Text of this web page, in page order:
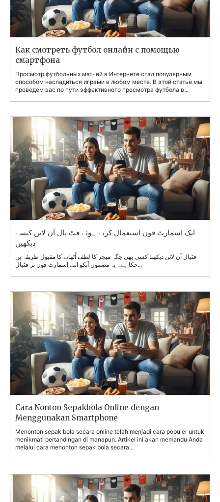
Как смотреть футбол онлайн с помощью
смартфона
Просмотр футбольных матчей в Интернете стал популярным
способом насладиться играми в любом месте. В этой статье мы
проведем вас по пути эффективного просмотра футбола в...
ایک اسمارٹ فون استعمال کرتے ہوئے فٹ بال آن لائن کیسے
دیکھیں
فٹبال آن لائن دیکھنا کسی بھی جگہ میچز کا لطف اُٹھانے کا مقبول طریقہ بن
چکا ہے۔ یہ مضمون آپکو اپنے اسمارٹ فون پر فٹبال...
Cara Nonton Sepakbola Online dengan
Menggunakan Smartphone
Menonton sepak bola secara online telah menjadi cara populer untuk
menikmati pertandingan di manapun. Artikel ini akan memandu Anda
melalui cara menonton sepak bola secara...